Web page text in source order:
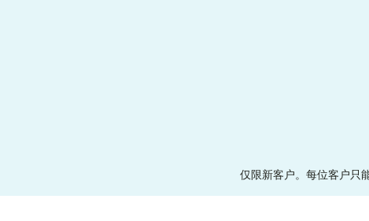
仅限新客户。每位客户只